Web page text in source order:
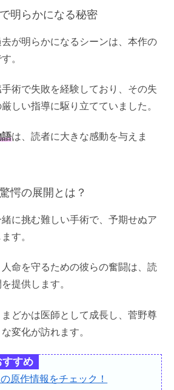
明らかになる秘密
が明らかになるシーンは、本作の
。
術で失敗を経験しており、その失
しい指導に駆り立てていました。
語は、読者に大きな感動を与えま
愕の展開とは？
に挑む難しい手術で、予期せぬア
す。
命を守るための彼らの奮闘は、読
提供します。
どかは医師として成長し、菅野尊
変化が訪れます。
すすめ
原作情報をチェック！